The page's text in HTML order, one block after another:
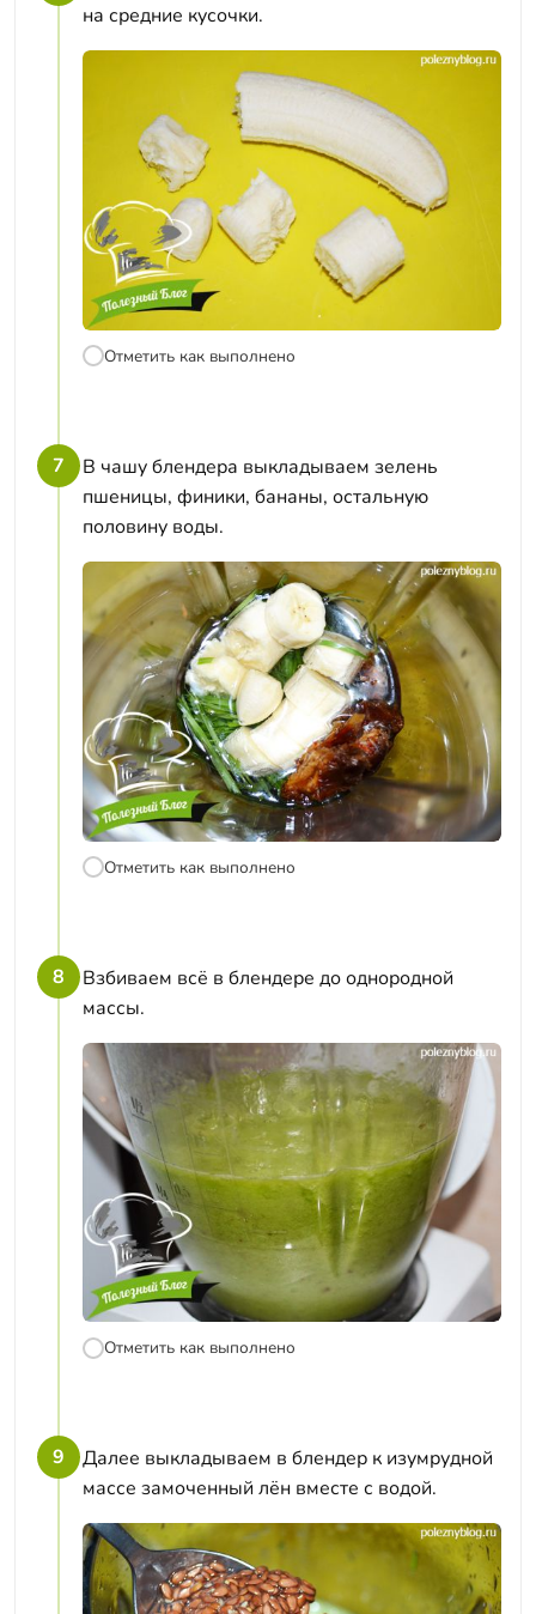
на средние кусочки.
Отметить как выполнено
7
В чашу блендера выкладываем зелень
пшеницы, финики, бананы, остальную
половину воды.
Отметить как выполнено
8
Взбиваем всё в блендере до однородной
массы.
Отметить как выполнено
9
Далее выкладываем в блендер к изумрудной
массе замоченный лён вместе с водой.